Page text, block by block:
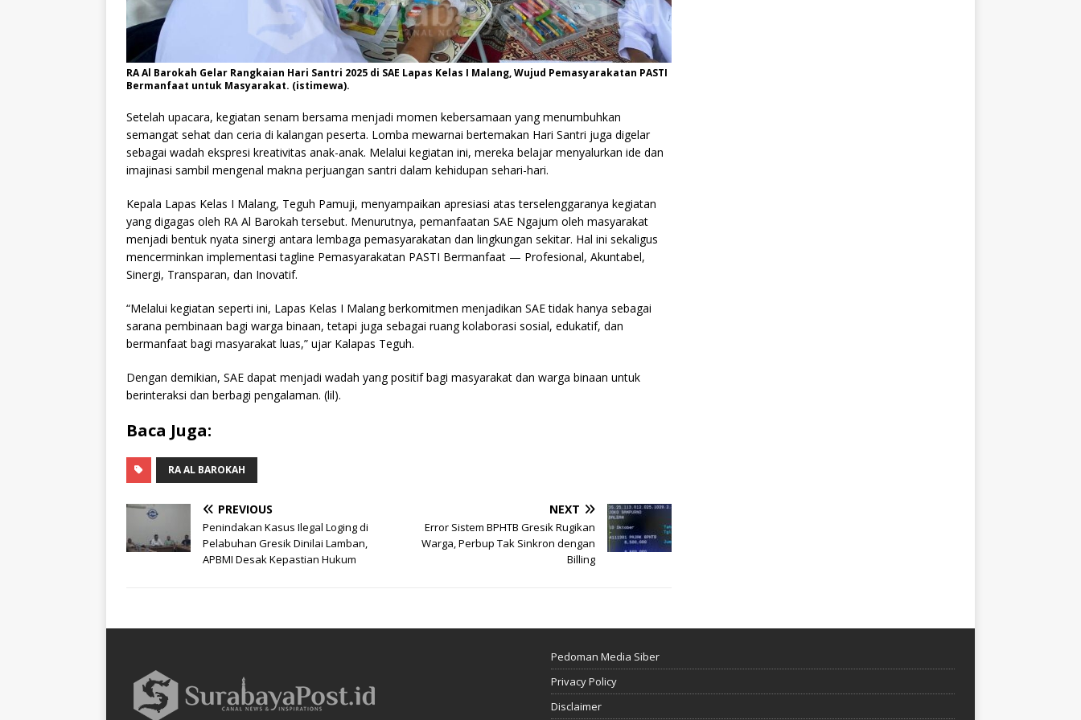
RA Al Barokah Gelar Rangkaian Hari Santri 2025 di SAE Lapas Kelas I Malang, Wujud Pemasyarakatan PASTI
Bermanfaat untuk Masyarakat. (istimewa).
Setelah upacara, kegiatan senam bersama menjadi momen kebersamaan yang menumbuhkan
semangat sehat dan ceria di kalangan peserta. Lomba mewarnai bertemakan Hari Santri juga digelar
sebagai wadah ekspresi kreativitas anak-anak. Melalui kegiatan ini, mereka belajar menyalurkan ide dan
imajinasi sambil mengenal makna perjuangan santri dalam kehidupan sehari-hari.
Kepala Lapas Kelas I Malang, Teguh Pamuji, menyampaikan apresiasi atas terselenggaranya kegiatan
yang digagas oleh RA Al Barokah tersebut. Menurutnya, pemanfaatan SAE Ngajum oleh masyarakat
menjadi bentuk nyata sinergi antara lembaga pemasyarakatan dan lingkungan sekitar. Hal ini sekaligus
mencerminkan implementasi tagline Pemasyarakatan PASTI Bermanfaat — Profesional, Akuntabel,
Sinergi, Transparan, dan Inovatif.
“Melalui kegiatan seperti ini, Lapas Kelas I Malang berkomitmen menjadikan SAE tidak hanya sebagai
sarana pembinaan bagi warga binaan, tetapi juga sebagai ruang kolaborasi sosial, edukatif, dan
bermanfaat bagi masyarakat luas,” ujar Kalapas Teguh.
Dengan demikian, SAE dapat menjadi wadah yang positif bagi masyarakat dan warga binaan untuk
berinteraksi dan berbagi pengalaman. (lil).
Baca Juga:
RA AL BAROKAH
PREVIOUS
Penindakan Kasus Ilegal Loging di
Pelabuhan Gresik Dinilai Lamban,
APBMI Desak Kepastian Hukum
NEXT
Error Sistem BPHTB Gresik Rugikan
Warga, Perbup Tak Sinkron dengan
Billing
Pedoman Media Siber
Privacy Policy
Disclaimer